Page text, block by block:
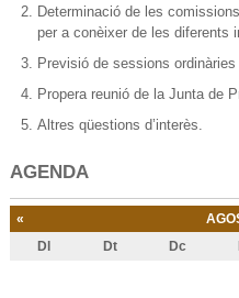
Determinació de les
per a conèixer de les diferents
Previsió de sessions ordinàries
Propera reunió de la Junta de
Altres qüestions d’interès.
AGENDA
«
Dl Dt Dc